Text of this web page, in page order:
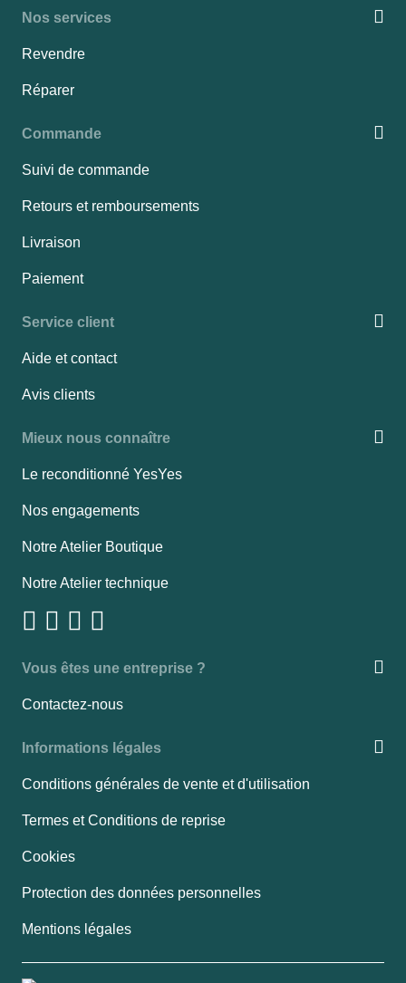
Nos services
Revendre
Réparer
Commande
Suivi de commande
Retours et remboursements
Livraison
Paiement
Service client
Aide et contact
Avis clients
Mieux nous connaître
Le reconditionné YesYes
Nos engagements
Notre Atelier Boutique
Notre Atelier technique
Vous êtes une entreprise ?
Contactez-nous
Informations légales
Conditions générales de vente et d'utilisation
Termes et Conditions de reprise
Cookies
Protection des données personnelles
Mentions légales